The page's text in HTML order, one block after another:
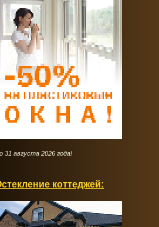
31 августа 2026 года!
коттеджей: